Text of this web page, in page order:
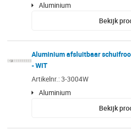
Aluminium
Bekijk
Aluminium afsluitbaar
- WIT
Artikelnr.: 3-3004W
Aluminium
Bekijk